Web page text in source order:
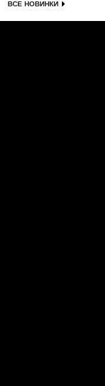
ВСЕ НОВИНКИ